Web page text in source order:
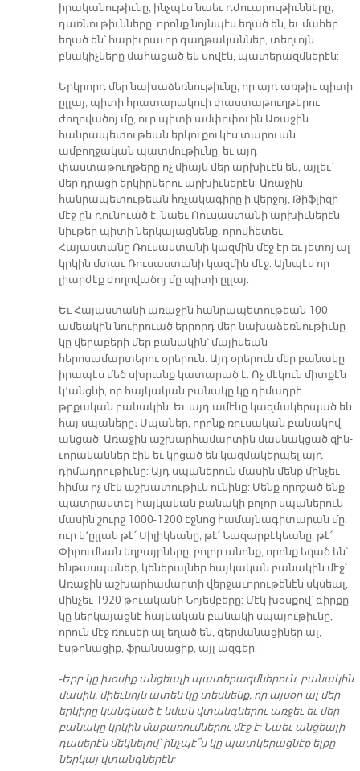
իրականութիւնը, ինչպէս նաեւ դժուարութիւնները,
դառնութիւնները, որոնք նոյնպէս եղած են, եւ մահեր
եղած են՝ հարիւրաւոր գաղթականներ, տեղւոյն
բնակիչները մահացած են սովէն, պատերազմներէն:
Երկրորդ մեր նախաձեռնութիւնը, որ այդ առթիւ պիտի
ըլլայ, պիտի հրատարակուի փաստաթուղթերու
ժողովածոյ մը, ուր պիտի ամփոփուին Առաջին
հանրապետութեան երկուքուկէս տարուան
ամբողջական պատմութիւնը, եւ այդ
փաստաթուղթերը ոչ միայն մեր արխիւէն են, այլեւ՝
մեր դրացի երկիրներու արխիւներէն: Առաջին
հանրապետութեան հռչակագիրը ի վերջոյ, Թիֆլիզի
մէջ ըն-դունուած է, նաեւ Ռուսաստանի արխիւներէն
նիւթեր պիտի ներկայացնենք, որովհետեւ
Հայաստանը Ռուսաստանի կազմին մէջ էր եւ յետոյ ալ
կրկին մտաւ Ռուսաստանի կազմին մէջ: Այնպէս որ
լիարժէք ժողովածոյ մը պիտի ըլլայ:
Եւ Հայաստանի առաջին հանրապետութեան 100-
ամեակին նուիրուած երրորդ մեր նախաձեռնութիւնը
կը վերաբերի մեր բանակին՝ մայիսեան
հերոսամարտերու օրերուն: Այդ օրերուն մեր բանակը
իրապէս մեծ սխրանք կատարած է: Ոչ մէկուն միտքէն
կ՚անցնի, որ հայկական բանակը կը դիմադրէ
թրքական բանակին: Եւ այդ ամէնը կազմակերպած են
հայ սպաները։ Սպաներ, որոնք ռուսական բանակով
անցած, Առաջին աշխարհամարտին մասնակցած զին-
ւորականներ էին եւ կրցած են կազմակերպել այդ
դիմադրութիւնը: Այդ սպաներուն մասին մենք մինչեւ
հիմա ոչ մէկ աշխատութիւն ունինք: Մենք որոշած ենք
պատրաստել հայկական բանակի բոլոր սպաներուն
մասին շուրջ 1000-1200 էջնոց համայնագիտարան մը,
ուր կ՚ըլլան թէ՛ Սիլիկեանը, թէ՛ Նազարբէկեանը, թէ՛
Փիրումեան եղբայրները, բոլոր անոնք, որոնք եղած են՝
ենթասպաներ, կեներալներ հայկական բանակին մէջ՝
Առաջին աշխարհամարտի վերջաւորութենէն սկսեալ,
մինչեւ 1920 թուականի Նոյեմբերը: Մէկ խօսքով՝ գիրքը
կը ներկայացնէ հայկական բանակի սպայութիւնը,
որուն մէջ ռուսեր ալ եղած են, գերմանացիներ ալ,
էսթոնացիք, ֆրանսացիք, այլ ազգեր:
-Երբ կը խօսիք անցեալի պատերազմներուն, բանակին
մասին, միեւնոյն ատեն կը տեսնենք, որ այսօր ալ մեր
երկիրը կանգնած է նման վտանգներու առջեւ եւ մեր
բանակը կրկին մաքառումներու մէջ է: Նաեւ անցեալի
դասերէն մեկնելով՝ ինչպէ՞ս կը պատկերացնէք ելքը
ներկայ վտանգներէն: